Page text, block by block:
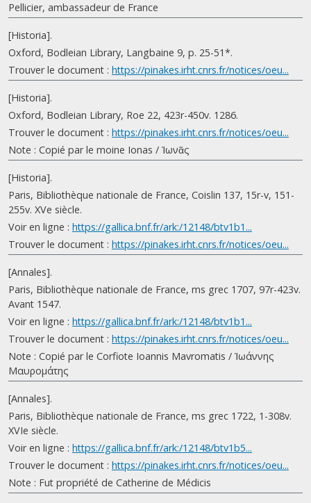
Pellicier, ambassadeur de France
[Historia].
Oxford, Bodleian Library, Langbaine 9, p. 25-51*.
Trouver le document : https://pinakes.irht.cnrs.fr/notices/oeu...
[Historia].
Oxford, Bodleian Library, Roe 22, 423r-450v. 1286.
Trouver le document : https://pinakes.irht.cnrs.fr/notices/oeu...
Note : Copié par le moine Ionas / Ἰωνᾶς
[Historia].
Paris, Bibliothèque nationale de France, Coislin 137, 15r-v, 151-
255v. XVe siècle.
Voir en ligne : https://gallica.bnf.fr/ark:/12148/btv1b1...
Trouver le document : https://pinakes.irht.cnrs.fr/notices/oeu...
[Annales].
Paris, Bibliothèque nationale de France, ms grec 1707, 97r-423v.
Avant 1547.
Voir en ligne : https://gallica.bnf.fr/ark:/12148/btv1b1...
Trouver le document : https://pinakes.irht.cnrs.fr/notices/oeu...
Note : Copié par le Corfiote Ioannis Mavromatis / Ἰωάννης
Μαυρομάτης
[Annales].
Paris, Bibliothèque nationale de France, ms grec 1722, 1-308v.
XVIe siècle.
Voir en ligne : https://gallica.bnf.fr/ark:/12148/btv1b5...
Trouver le document : https://pinakes.irht.cnrs.fr/notices/oeu...
Note : Fut propriété de Catherine de Médicis